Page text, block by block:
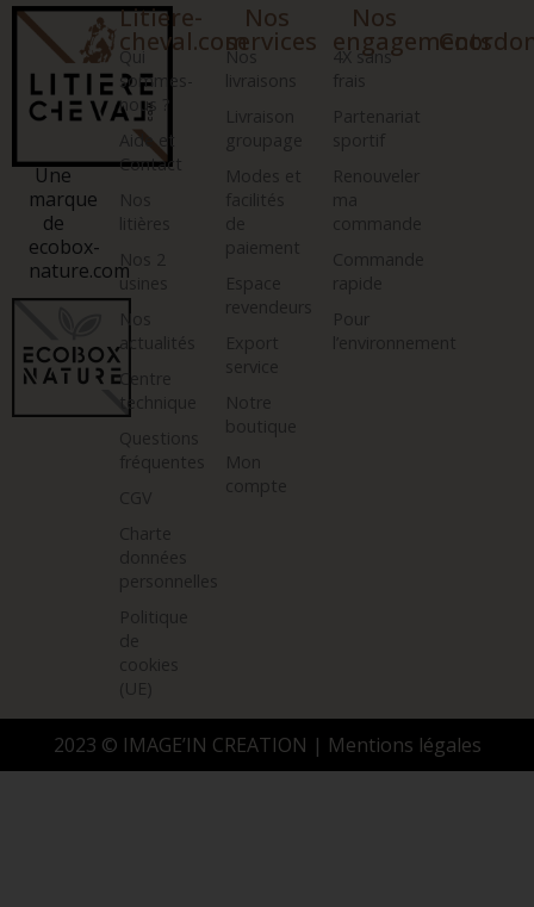
Une
marque
de
ecobox-
nature.com
Litiere-
cheval.com
Qui
sommes-
nous ?
Aide et
Contact
Nos
litières
Nos 2
usines
Nos
actualités
Centre
technique
Questions
fréquentes
CGV
Charte
données
personnelles
Politique
de
cookies
(UE)
Nos
services
Nos
livraisons
Livraison
groupage
Modes et
facilités
de
paiement
Espace
revendeurs
Export
service
Notre
boutique
Mon
compte
Nos
engagements
4X sans
frais
Partenariat
sportif
Renouveler
ma
commande
Commande
rapide
Pour
l’environnement
2023 © IMAGE’IN CREATION | Mentions légales